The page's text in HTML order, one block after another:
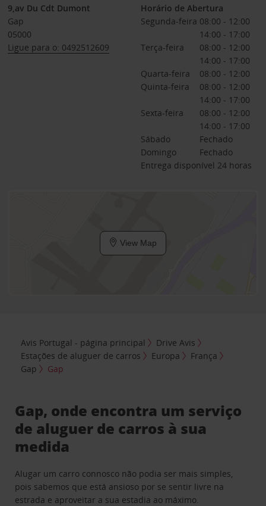
9,av Du Cdt Dumont
Gap
05000
Ligue para o: 0492512609
Horário de Abertura
Segunda-feira 08:00 - 12:00
14:00 - 17:00
Terça-feira
08:00 - 12:00
14:00 - 17:00
Quarta-feira
08:00 - 12:00
Quinta-feira
08:00 - 12:00
14:00 - 17:00
Sexta-feira
08:00 - 12:00
14:00 - 17:00
Sábado
Fechado
Domingo
Fechado
Entrega disponível 24 horas
View Map
Avis Portugal - página principal
Drive Avis
Estações de aluguer de carros
Europa
França
Gap
Gap
Gap, onde encontra um serviço
de aluguer de carros à sua
medida
Alugar um carro connosco não podia ser mais simples,
pois sabemos que está ansioso por se sentir livre na
estrada e aproveitar a sua estadia ao máximo.